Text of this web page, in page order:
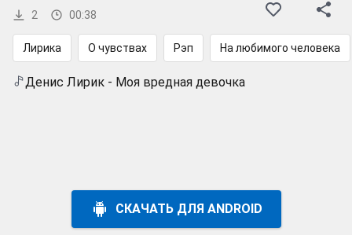
2 00:38
Лирика О чувствах Рэп На любимого человека
Денис Лирик - Моя вредная девочка
СКАЧАТЬ ДЛЯ ANDROID